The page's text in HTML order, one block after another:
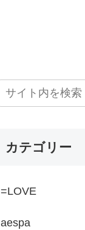
カテゴリー
=LOVE
aespa